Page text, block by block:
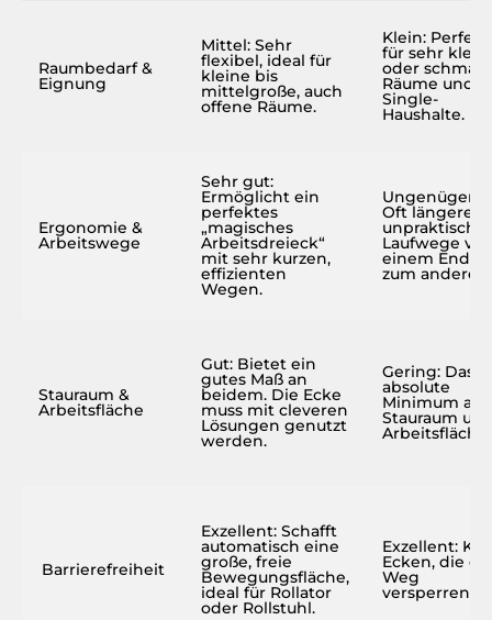
Raumbedarf &
Eignung
Mittel: Sehr
flexibel, ideal für
kleine bis
mittelgroße, auch
offene Räume.
Klein: Perfekt
für sehr
oder schmale
Räume und
Single-
Haushalte.
Ergonomie &
Arbeitswege
Sehr gut:
Ermöglicht ein
perfektes
„magisches
Arbeitsdreieck“
mit sehr kurzen,
effizienten
Wegen.
Ungenügend:
Oft längere,
unpraktische
Laufwege
einem Ende
zum anderen.
Stauraum &
Arbeitsfläche
Gut: Bietet ein
gutes Maß an
beidem. Die Ecke
muss mit cleveren
Lösungen genutzt
werden.
Gering: Das
absolute
Minimum an
Stauraum
Arbeitsfläche.
Barrierefreiheit
Exzellent: Schafft
automatisch eine
große, freie
Bewegungsfläche,
ideal für Rollator
oder Rollstuhl.
Exzellent:
Ecken, die
Weg
versperren.